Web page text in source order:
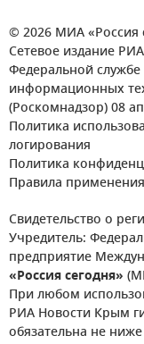
© 2026 МИА «Россия
Сетевое издание
Федеральной
информационных
(Роскомнадзор) 08
Политика
логирования
Политика
Правила
Свидетельство о
Учредитель:
предприятие
«Россия сегодня»
При любом
РИА Новости Крым
обязательна не